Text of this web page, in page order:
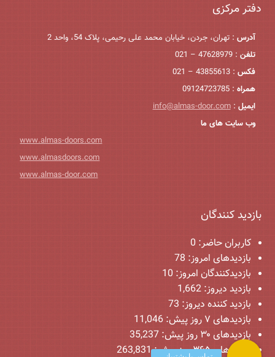
دفتر مرکزی
آدرس : تهران، جردن، خیابان محمد علی رحیمی، پلاک 54، واحد 2
تلفن : 47628979 – 021
فکس : 43855613 – 021
همراه : 09124723785
ایمیل :
info@almas-door.com
وب سایت های ما
www.almas-doors.com
www.almasdoors.com
www.almas-door.com
بازدید کنندگان
کاربران حاضر: 0
بازدیدهای امروز: 78
بازدیدکنندگان امروز: 10
بازدید دیروز:1,662
بازدید کننده دیروز: 73
بازدیدهای ۷ روز پیش:
11,046
بازدیدهای ۳۰ روز پیش:
35,237
بازدیدهای ۳۶۵ روز پیش:
263,831